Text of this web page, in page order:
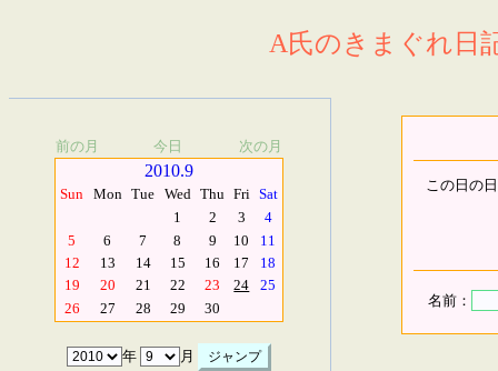
A氏のきまぐれ日
前の月 今日 次の月
2010.9
Sun Mon Tue Wed Thu Fri Sat
1
2 3
4
5
6 7 8 9 10
11
12
13 14 15 16 17
18
19
20 21 22 23 24
25
26
27 28 29 30
年 月
この日の
名前：